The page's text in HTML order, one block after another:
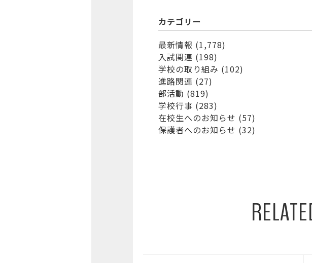
カテゴリー
最新情報 (1,778)
入試関連 (198)
学校の取り組み (102)
進路関連 (27)
部活動 (819)
学校行事 (283)
在校生へのお知らせ (57)
保護者へのお知らせ (32)